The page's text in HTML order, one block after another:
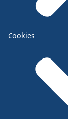
Cookies